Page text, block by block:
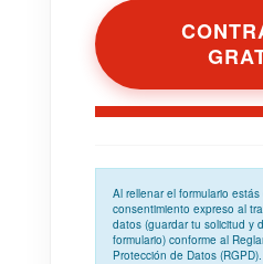
Al rellenar el formulario
consentimiento expreso al
datos (guardar tu solicitud y
formulario) conforme al
Protección de Datos (RGPD).